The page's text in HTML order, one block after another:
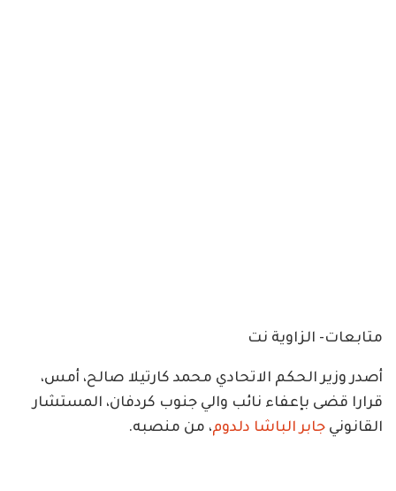
متابعات- الزاوية نت
أصدر وزير الحكم الاتحادي محمد كارتيلا صالح، أمس،
قرارا قضى بإعفاء نائب والي جنوب كردفان، المستشار
القانوني جابر الباشا دلدوم، من منصبه.